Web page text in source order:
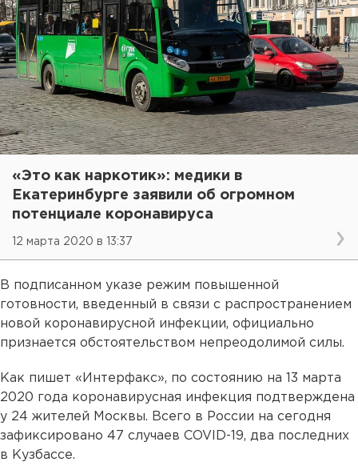
«Это как наркотик»: медики в
Екатеринбурге заявили об огромном
потенциале коронавируса
12 марта 2020 в 13:37
В подписанном указе режим повышенной
готовности, введенный в связи с распространением
новой коронавирусной инфекции, официально
признается обстоятельством непреодолимой силы.
Как пишет «Интерфакс», по состоянию на 13 марта
2020 года коронавирусная инфекция подтверждена
у 24 жителей Москвы. Всего в России на сегодня
зафиксировано 47 случаев COVID-19, два последних
в Кузбассе.